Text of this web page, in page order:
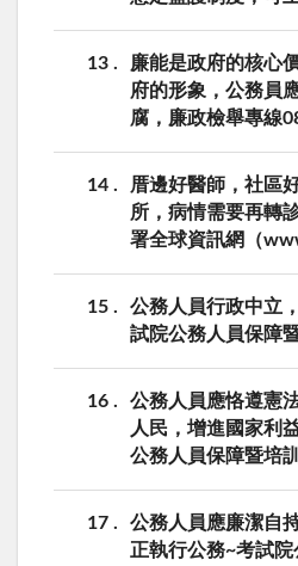
13
廉能是政府的核心
府的形象，公務員
腐，廉政檢舉專線
14
厝邊好醫師，社區
所，病情需要再轉
署全球資訊網（
15
公務人員行政中立
試院公務人員保障
16
公務人員應恪遵憲
人民，增進國家利
公務人員保障暨培
17
公務人員應廉潔自
正執行公務~考試院